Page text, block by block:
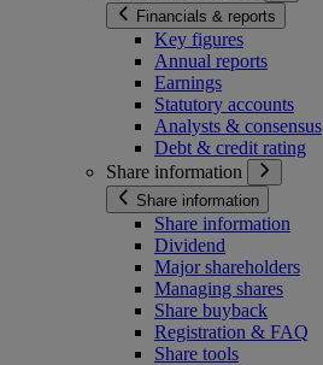
Financials & reports
Key figures
Annual reports
Earnings
Statutory accounts
Analysts & consensus
Debt & credit rating
Share information
Share information
Share information
Dividend
Major shareholders
Managing shares
Share buyback
Registration & FAQ
Share tools